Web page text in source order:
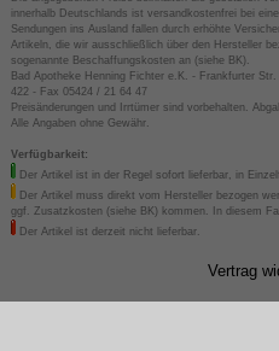
innerhalb Deutschlands ist versandkostenfrei bei
Sendungen ins Ausland fallen durch erhöhte
Artikeln, die wir ausschließlich über den Hersteller
sogenannte Beschaffungskosten an (siehe BK).
Bad Apotheke Henning Fichter e.K. - Frankfurter
422 - Fax 05424 / 21 64 47
Preisänderungen und Irrtümer sind vorbehalten.
Alle Angaben ohne Gewähr.
Verfügbarkeit:
Der Artikel ist in der Regel sofort lieferbar, in
Der Artikel muss direkt vom Hersteller bezogen
ggf. Zusatzkosten (siehe BK) kommen. In diesem
Der Artikel ist derzeit nicht lieferbar.
Vertrag